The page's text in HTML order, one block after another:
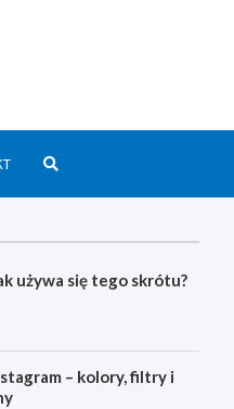
używa się tego skrótu?
– kolory, filtry i